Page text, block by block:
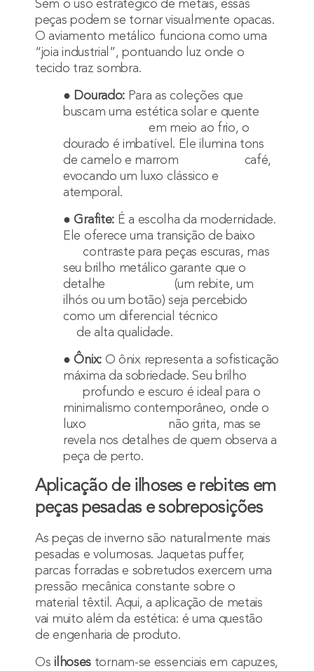
Sem o uso estratégico de metais, essas
peças podem se tornar visualmente opacas.
O aviamento metálico funciona como uma
“joia industrial”, pontuando luz onde o
tecido traz sombra.
● Dourado: Para as coleções que
buscam uma estética solar e quente
em meio ao frio, o
dourado é imbatível. Ele ilumina tons
de camelo e marrom café,
evocando um luxo clássico e
atemporal.
● Grafite: É a escolha da modernidade.
Ele oferece uma transição de baixo
contraste para peças escuras, mas
seu brilho metálico garante que o
detalhe (um rebite, um
ilhós ou um botão) seja percebido
como um diferencial técnico
de alta qualidade.
● Ônix:O ônix representa a sofisticação
máxima da sobriedade. Seu brilho
profundo e escuro é ideal para o
minimalismo contemporâneo, onde o
luxo não grita, mas se
revela nos detalhes de quem observa a
peça de perto.
Aplicação de ilhoses e rebites em
peças pesadas e sobreposições
As peças de inverno são naturalmente mais
pesadas e volumosas. Jaquetas puffer,
parcas forradas e sobretudos exercem uma
pressão mecânica constante sobre o
material têxtil. Aqui, a aplicação de metais
vai muito além da estética: é uma questão
de engenharia de produto.
Osilhoses tornam-se essenciais em capuzes,